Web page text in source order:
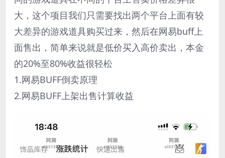
大，这个项目我们只需要找出两个平台上面有较
大差异的游戏道具购买过来，然后在网易buff上
面售出，简单来说就是低价买入高价卖出，本金
的20%至80%收益很轻松
1.网易BUFF倒卖原理
2.网易BUFF上架出售计算收益